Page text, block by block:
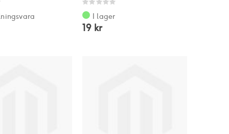
Rating:
0%
I lager
19 kr